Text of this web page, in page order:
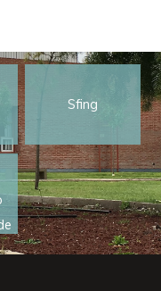
Sfing